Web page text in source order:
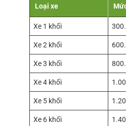
Loại xe
Xe 1 khối
Xe 2 khối
Xe 3 khối
Xe 4 khối
Xe 5 khối
Xe 6 khối